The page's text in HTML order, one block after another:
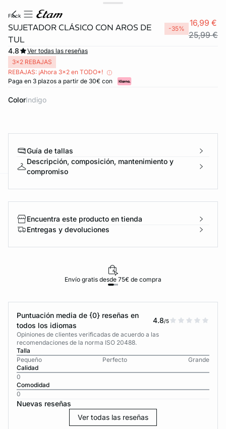
fleck
SUJETADOR CLÁSICO CON AROS DE
TUL
-35%
16,99 €
25,99 €
4.8
Ver todas las reseñas
3x2 REBAJAS
REBAJAS: ¡Ahora 3x2 en TODO*!
Paga en 3 plazos a partir de 30€ con
Color indigo
Guía de tallas
Descripción, composición, mantenimiento y
compromiso
Encuentra este producto en tienda
Entregas y devoluciones
Envío gratis desde 75€ de compra
Puntuación media de {0} reseñas en
todos los idiomas
4.8/5
Opiniones de clientes verificadas de acuerdo a las
recomendaciones de la norma ISO 20488.
Talla
Pequeño
Perfecto
Grande
Calidad
0
Comodidad
0
Nuevas reseñas
Ver todas las reseñas